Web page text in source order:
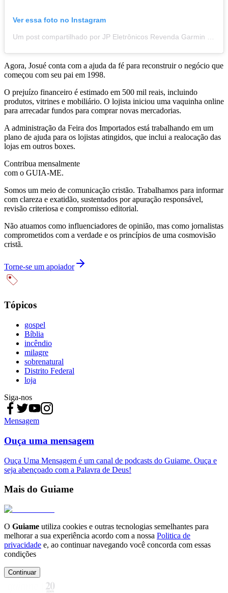
Ver essa foto no Instagram
Agora, Josué conta com a ajuda da fé para reconstruir o negócio que
começou com seu pai em 1998.
O prejuízo financeiro é estimado em 500 mil reais, incluindo
produtos, vitrines e mobiliário. O lojista iniciou uma vaquinha online
para arrecadar fundos para comprar novas mercadorias.
A administração da Feira dos Importados está trabalhando em um
plano de ajuda para os lojistas atingidos, que inclui a realocação das
lojas em outros boxes.
Contribua mensalmente
com o GUIA-ME.
Somos um meio de comunicação cristão. Trabalhamos para informar
com clareza e exatidão, sustentados por apuração responsável,
revisão criteriosa e compromisso editorial.
Não atuamos como influenciadores de opinião, mas como jornalistas
comprometidos com a verdade e os princípios de uma cosmovisão
cristã.
Torne-se um apoiador
Tópicos
gospel
Bíblia
incêndio
milagre
sobrenatural
Distrito Federal
loja
Siga-nos
Mensagem
Ouça uma mensagem
Ouça Uma Mensagem é um canal de podcasts do Guiame. Ouça e
seja abençoado com a Palavra de Deus!
Mais do Guiame
O Guiame utiliza cookies e outras tecnologias semelhantes para
melhorar a sua experiência acordo com a nossa Politica de
privacidade e, ao continuar navegando você concorda com essas
condições
Continuar